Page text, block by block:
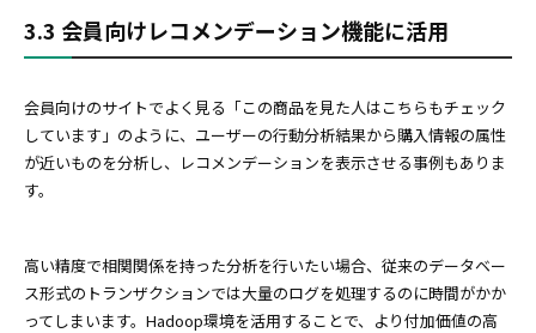
3.3 会員向けレコメンデーション機能に活用
会員向けのサイトでよく見る「この商品を見た人はこちらもチェック
しています」のように、ユーザーの行動分析結果から購入情報の属性
が近いものを分析し、レコメンデーションを表示させる事例もありま
す。
高い精度で相関関係を持った分析を行いたい場合、従来のデータベー
ス形式のトランザクションでは大量のログを処理するのに時間がかか
ってしまいます。Hadoop環境を活用することで、より付加価値の高